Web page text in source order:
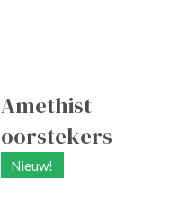
Amethist
oorstekers
Nieuw!